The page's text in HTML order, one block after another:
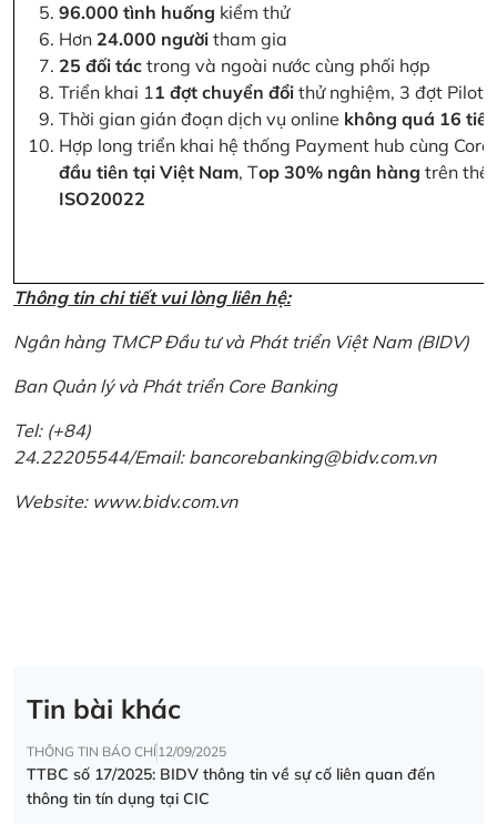
96.000 tình huống kiểm thử
Hơn 24.000 người tham gia
25 đối tác trong và ngoài nước cùng phối hợp
Triển khai 11 đợt chuyển đổi thử nghiệm, 3 đợt Pilot
Thời gian gián đoạn dịch vụ online không quá 16
Hợp long triển khai hệ thống Payment hub cùng
đầu tiên tại Việt Nam, Top 30% ngân hàng trên thế
ISO20022
Thông tin chi tiết vui lòng liên hệ:
Ngân hàng TMCP Đầu tư và Phát triển Việt Nam (BIDV)
Ban Quản lý và Phát triển Core Banking
Tel: (+84)
24.22205544/Email: bancorebanking@bidv.com.vn
Website: www.bidv.com.vn
Tin bài khác
THÔNG TIN BÁO CHÍ12/09/2025
TTBC số 17/2025: BIDV thông tin về sự cố liên quan đến
thông tin tín dụng tại CIC